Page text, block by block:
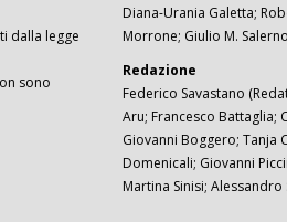
dalla legge
sono
Diana-Urania Galetta;
Morrone; Giulio M.
Redazione
Federico Savastano
Aru; Francesco Battaglia;
Giovanni Boggero; Tanja
Domenicali; Giovanni
Martina Sinisi; Alessandro